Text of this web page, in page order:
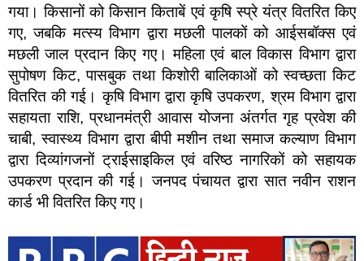
गया। किसानों को किसान किताबें एवं कृषि स्प्रे यंत्र वितरित किए
गए, जबकि मत्स्य विभाग द्वारा मछली पालकों को आईसबॉक्स एवं
मछली जाल प्रदान किए गए। महिला एवं बाल विकास विभाग द्वारा
सुपोषण किट, पासबुक तथा किशोरी बालिकाओं को स्वच्छता किट
वितरित की गई। कृषि विभाग द्वारा कृषि उपकरण, श्रम विभाग द्वारा
सहायता राशि, प्रधानमंत्री आवास योजना अंतर्गत गृह प्रवेश की
चाबी, स्वास्थ्य विभाग द्वारा बीपी मशीन तथा समाज कल्याण विभाग
द्वारा दिव्यांगजनों ट्राईसाइकिल एवं वरिष्ठ नागरिकों को सहायक
उपकरण प्रदान की गई। जनपद पंचायत द्वारा सात नवीन राशन
कार्ड भी वितरित किए गए।